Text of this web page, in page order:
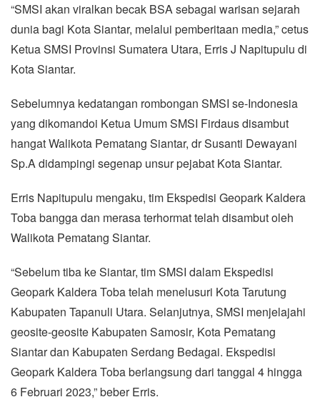
“SMSI akan viralkan becak BSA sebagai warisan sejarah
dunia bagi Kota Siantar, melalui pemberitaan media,” cetus
Ketua SMSI Provinsi Sumatera Utara, Erris J Napitupulu di
Kota Siantar.
Sebelumnya kedatangan rombongan SMSI se-Indonesia
yang dikomandoi Ketua Umum SMSI Firdaus disambut
hangat Walikota Pematang Siantar, dr Susanti Dewayani
Sp.A didampingi segenap unsur pejabat Kota Siantar.
Erris Napitupulu mengaku, tim Ekspedisi Geopark Kaldera
Toba bangga dan merasa terhormat telah disambut oleh
Walikota Pematang Siantar.
“Sebelum tiba ke Siantar, tim SMSI dalam Ekspedisi
Geopark Kaldera Toba telah menelusuri Kota Tarutung
Kabupaten Tapanuli Utara. Selanjutnya, SMSI menjelajahi
geosite-geosite Kabupaten Samosir, Kota Pematang
Siantar dan Kabupaten Serdang Bedagai. Ekspedisi
Geopark Kaldera Toba berlangsung dari tanggal 4 hingga
6 Februari 2023,” beber Erris.